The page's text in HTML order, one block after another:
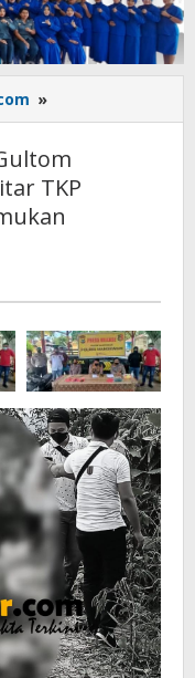
»
Maraton,
Gultom
Mengaku
Ada
Sebelum
Korban
RH
Ditemukan
TKP